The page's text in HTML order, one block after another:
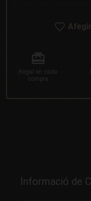
Regal en cada
compra
Informació de